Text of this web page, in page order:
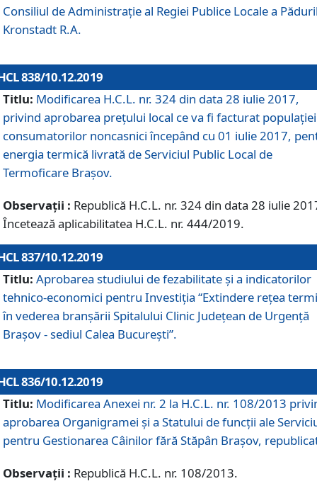
Consiliul de Administraţie al Regiei Publice Locale a
Kronstadt R.A.
838/10.12.2019
Titlu: Modificarea H.C.L. nr. 324 din data 28 iulie 2017,
privind aprobarea preţului local ce va fi facturat
consumatorilor noncasnici începând cu 01 iulie 2017,
energia termică livrată de Serviciul Public Local de
Termoficare Braşov.
Observații : Republică H.C.L. nr. 324 din data 28 iulie
Încetează aplicabilitatea H.C.L. nr. 444/2019.
837/10.12.2019
Titlu: Aprobarea studiului de fezabilitate și a indicatorilor
tehnico-economici pentru Investiția “Extindere rețea
în vederea branșării Spitalului Clinic Județean de Urgență
Brașov - sediul Calea București”.
836/10.12.2019
Titlu: Modificarea Anexei nr. 2 la H.C.L. nr. 108/2013
aprobarea Organigramei şi a Statului de funcții ale
pentru Gestionarea Câinilor fără Stăpân Brașov,
Observații : Republică H.C.L. nr. 108/2013.